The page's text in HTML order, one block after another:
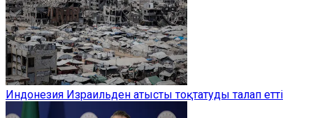
Индонезия Израильден атысты тоқтатуды талап етті